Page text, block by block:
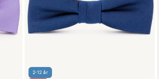
2-12 år